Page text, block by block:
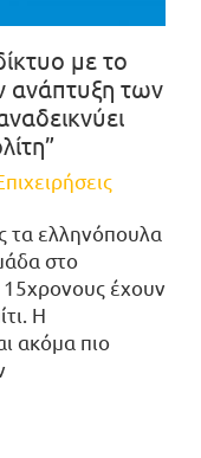
με το
ανάπτυξη των
τα ελληνόπουλα
στο
15χρονους έχουν
Η
ακόμα πιο